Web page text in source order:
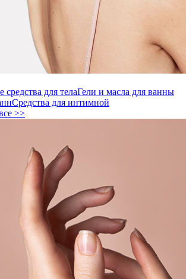
для телаГели и масла для ванны
Средства для интимной
>>